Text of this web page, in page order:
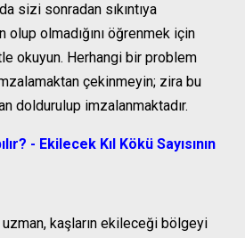
sizi sonradan sıkıntıya
olmadığını öğrenmek için
okuyun. Herhangi bir problem
çekinmeyin; zira bu
doldurulup imzalanmaktadır.
- Ekilecek Kıl Kökü Sayısının
kaşların ekileceği bölgeyi